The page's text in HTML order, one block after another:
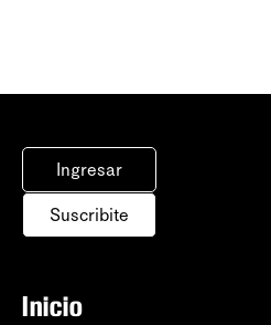
Ingresar
Suscribite
Inicio